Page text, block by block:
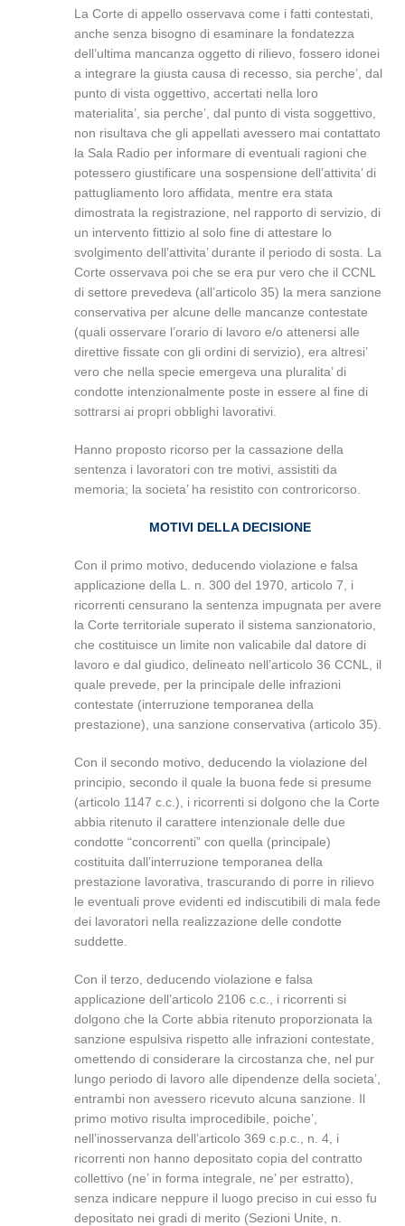
La Corte di appello osservava come i fatti contestati,
anche senza bisogno di esaminare la fondatezza
dell’ultima mancanza oggetto di rilievo, fossero idonei
a integrare la giusta causa di recesso, sia perche’, dal
punto di vista oggettivo, accertati nella loro
materialita’, sia perche’, dal punto di vista soggettivo,
non risultava che gli appellati avessero mai contattato
la Sala Radio per informare di eventuali ragioni che
potessero giustificare una sospensione dell’attivita’ di
pattugliamento loro affidata, mentre era stata
dimostrata la registrazione, nel rapporto di servizio, di
un intervento fittizio al solo fine di attestare lo
svolgimento dell’attivita’ durante il periodo di sosta. La
Corte osservava poi che se era pur vero che il CCNL
di settore prevedeva (all’articolo 35) la mera sanzione
conservativa per alcune delle mancanze contestate
(quali osservare l’orario di lavoro e/o attenersi alle
direttive fissate con gli ordini di servizio), era altresi’
vero che nella specie emergeva una pluralita’ di
condotte intenzionalmente poste in essere al fine di
sottrarsi ai propri obblighi lavorativi.
Hanno proposto ricorso per la cassazione della
sentenza i lavoratori con tre motivi, assistiti da
memoria; la societa’ ha resistito con controricorso.
MOTIVI DELLA DECISIONE
Con il primo motivo, deducendo violazione e falsa
applicazione della L. n. 300 del 1970, articolo 7, i
ricorrenti censurano la sentenza impugnata per avere
la Corte territoriale superato il sistema sanzionatorio,
che costituisce un limite non valicabile dal datore di
lavoro e dal giudico, delineato nell’articolo 36 CCNL, il
quale prevede, per la principale delle infrazioni
contestate (interruzione temporanea della
prestazione), una sanzione conservativa (articolo 35).
Con il secondo motivo, deducendo la violazione del
principio, secondo il quale la buona fede si presume
(articolo 1147 c.c.), i ricorrenti si dolgono che la Corte
abbia ritenuto il carattere intenzionale delle due
condotte “concorrenti” con quella (principale)
costituita dall’interruzione temporanea della
prestazione lavorativa, trascurando di porre in rilievo
le eventuali prove evidenti ed indiscutibili di mala fede
dei lavoratori nella realizzazione delle condotte
suddette.
Con il terzo, deducendo violazione e falsa
applicazione dell’articolo 2106 c.c., i ricorrenti si
dolgono che la Corte abbia ritenuto proporzionata la
sanzione espulsiva rispetto alle infrazioni contestate,
omettendo di considerare la circostanza che, nel pur
lungo periodo di lavoro alle dipendenze della societa’,
entrambi non avessero ricevuto alcuna sanzione. Il
primo motivo risulta improcedibile, poiche’,
nell’inosservanza dell’articolo 369 c.p.c., n. 4, i
ricorrenti non hanno depositato copia del contratto
collettivo (ne’ in forma integrale, ne’ per estratto),
senza indicare neppure il luogo preciso in cui esso fu
depositato nei gradi di merito (Sezioni Unite, n.